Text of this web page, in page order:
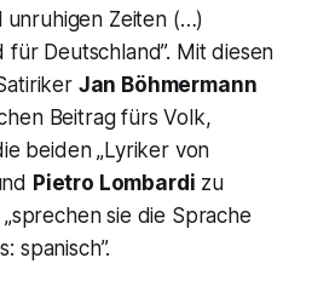
Zeiten (…)
Deutschland”. Mit diesen
Jan Böhmermann
Beitrag fürs Volk,
beiden „Lyriker von
Pietro Lombardi zu
sie die Sprache
spanisch”.